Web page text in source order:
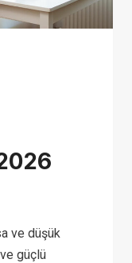
ve düşük
güçlü